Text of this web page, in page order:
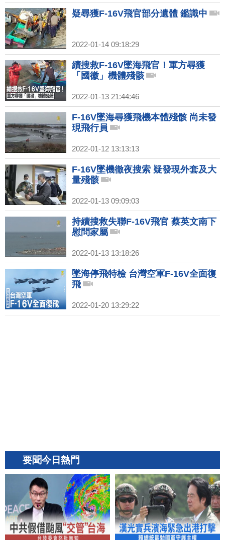
疑尋獲F-16V飛官部分遺體 鑑識中
2022-01-14 09:18:29
續搜救F-16V墜海飛官！軍方尋獲
「國徽」機體殘骸
2022-01-13 21:44:46
F-16V墜海尋獲飛機本體殘骸 尚未發
現飛行員
2022-01-12 13:13:13
F-16V墜機徹夜搜索 疑發現外套及大
量殘骸
2022-01-13 09:09:03
持續搜救失聯F-16V飛官 蔡英文南下
慰問家屬
2022-01-13 13:18:26
墜海停飛特檢 台灣空軍F-16V全面復
飛
2022-01-20 13:29:22
要聞今日熱門